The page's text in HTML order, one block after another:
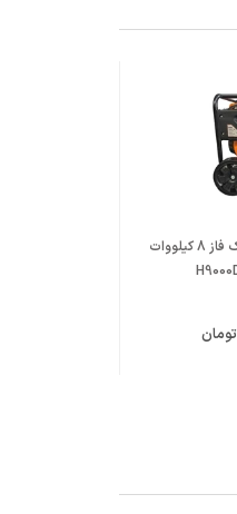
موتور برق بنزینی استارتی تک فاز 8 کیلووات
تومان